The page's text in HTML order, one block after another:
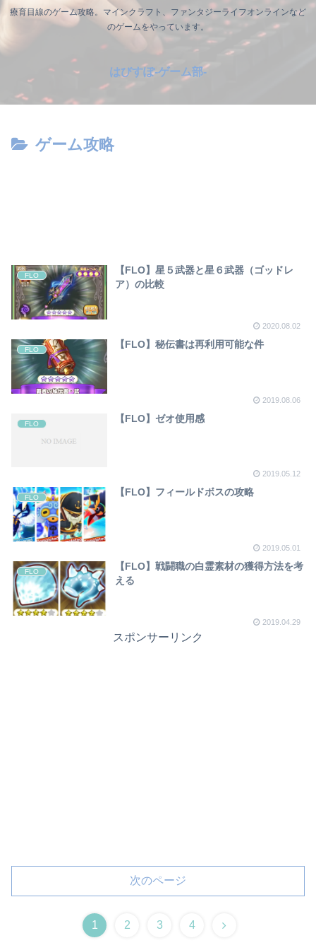
療育目線のゲーム攻略。マインクラフト、ファンタジーライフオンラインなど
のゲームをやっています。
はびすぽ-ゲーム部-
ゲーム攻略
FLO
【FLO】星５武器と星６武器（ゴッドレ
ア）の比較
2020.08.02
FLO 【FLO】秘伝書は再利用可能な件
2019.08.06
FLO 【FLO】ゼオ使用感
2019.05.12
FLO 【FLO】フィールドボスの攻略
2019.05.01
FLO
【FLO】戦闘職の白霊素材の獲得方法を考
える
2019.04.29
スポンサーリンク
次のページ
1 2 3 4